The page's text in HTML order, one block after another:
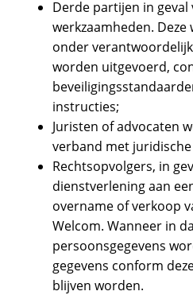
Derde partijen in
werkzaamheden.
onder
worden uitgevoerd,
instructies;
Juristen of advocaten
verband met
Rechtsopvolgers, in
dienstverlening aan
overname of verkoop
Welcom. Wanneer in
persoonsgegevens
gegevens conform
blijven worden.